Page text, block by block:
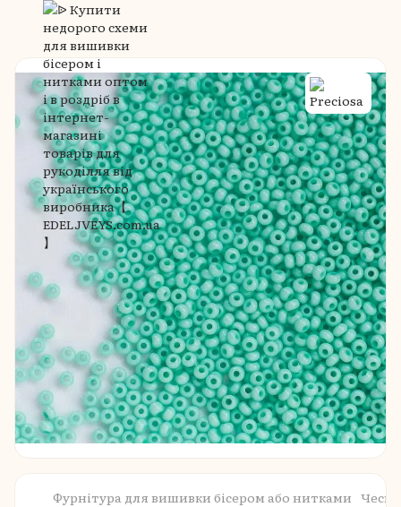
Фурнітура для вишивки бісером або нитками